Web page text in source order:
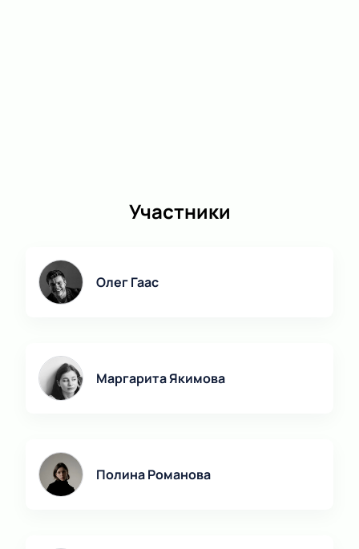
Участники
Олег Гаас
Маргарита Якимова
Полина Романова